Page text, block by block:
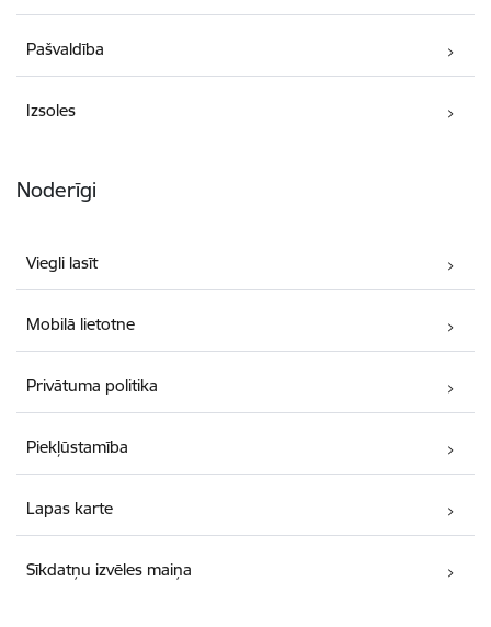
Pašvaldība
Izsoles
Noderīgi
Viegli lasīt
Mobilā lietotne
Privātuma politika
Piekļūstamība
Lapas karte
Sīkdatņu izvēles maiņa